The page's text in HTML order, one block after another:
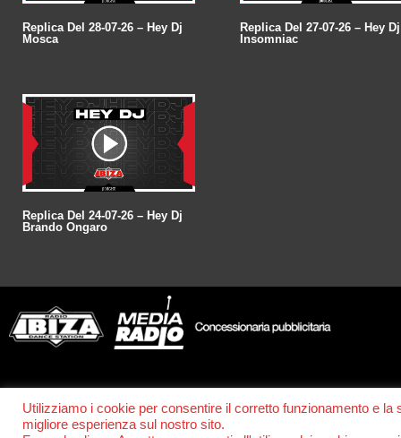
Replica Del 28-07-26 – Hey Dj
Mosca
Replica Del 27-07-26 – Hey Dj
Insomniac
Replica Del 24-07-26 – Hey Dj
Brando Ongaro
© POWER RADIO srl | C.F. e P.IVA 06157210631
Utilizziamo i cookie per consentire il corretto funzionamento e
migliore esperienza sul nostro sito.